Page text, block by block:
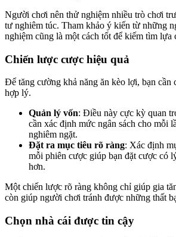
Người chơi nên thử nghiệm nhiều trò chơi
tư nghiêm túc. Tham khảo ý kiến từ những
nghiệm cũng là một cách tốt để kiếm tìm lựa
Chiến lược cược hiệu quả
Để tăng cường khả năng ăn kèo lợi, bạn cần
hợp lý.
Quản lý vốn: Điều này cực kỳ quan
cần xác định mức ngân sách cho mỗi
nghiêm ngặt.
Đặt ra mục tiêu rõ ràng: Xác định
mỗi phiên cược giúp bạn đặt cược có
hơn.
Một chiến lược rõ ràng không chỉ giúp gia
còn giúp người chơi tránh được những thất
Chọn nhà cái được tin cậy